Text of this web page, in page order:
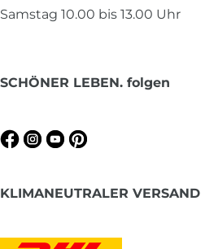
Samstag 10.00 bis 13.00 Uhr
SCHÖNER LEBEN. folgen
KLIMANEUTRALER VERSAND